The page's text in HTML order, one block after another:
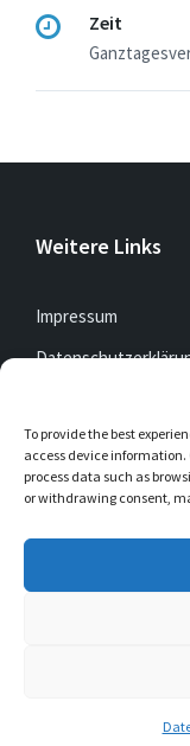
To provide the best
access device
process data such as
or withdrawing consent,
Zeit
Weitere Links
Impressum
Jetzt
Bleibt auch
DorfFunk!
Jetzt laden für